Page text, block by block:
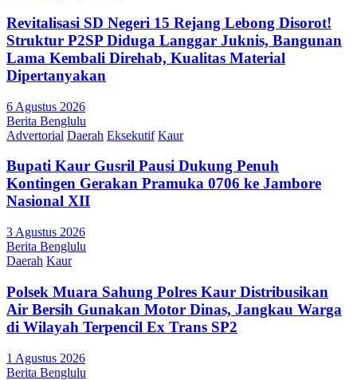
Revitalisasi SD Negeri 15 Rejang Lebong Disorot!
Struktur P2SP Diduga Langgar Juknis, Bangunan
Lama Kembali Direhab, Kualitas Material
Dipertanyakan
6 Agustus 2026
Berita Benglulu
Advertorial Daerah Eksekutif Kaur
Bupati Kaur Gusril Pausi Dukung Penuh
Kontingen Gerakan Pramuka 0706 ke Jambore
Nasional XII
3 Agustus 2026
Berita Benglulu
Daerah Kaur
Polsek Muara Sahung Polres Kaur Distribusikan
Air Bersih Gunakan Motor Dinas, Jangkau Warga
di Wilayah Terpencil Ex Trans SP2
1 Agustus 2026
Berita Benglulu